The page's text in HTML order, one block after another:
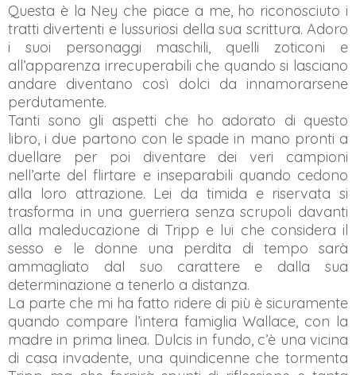
Questa è la Ney che piace a me, ho riconosciuto i
tratti divertenti e lussuriosi della sua scrittura. Adoro
i suoi personaggi maschili, quelli zoticoni e
all’apparenza irrecuperabili che quando si lasciano
andare diventano così dolci da innamorarsene
perdutamente.
Tanti sono gli aspetti che ho adorato di questo
libro, i due partono con le spade in mano pronti a
duellare per poi diventare dei veri campioni
nell’arte del flirtare e inseparabili quando cedono
alla loro attrazione. Lei da timida e riservata si
trasforma in una guerriera senza scrupoli davanti
alla maleducazione di Tripp e lui che considera il
sesso e le donne una perdita di tempo sarà
ammagliato dal suo carattere e dalla sua
determinazione a tenerlo a distanza.
La parte che mi ha fatto ridere di più è sicuramente
quando compare l’intera famiglia Wallace, con la
madre in prima linea. Dulcis in fundo, c’è una vicina
di casa invadente, una quindicenne che tormenta